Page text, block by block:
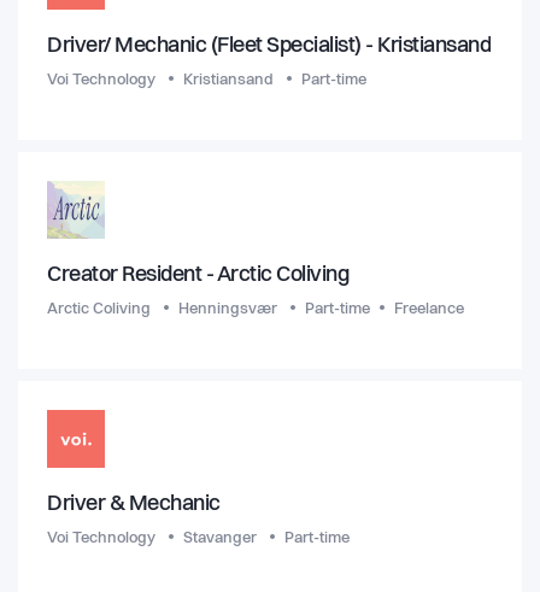
Driver/ Mechanic (Fleet Specialist) - Kristiansand
Voi Technology Kristiansand Part-time
Creator Resident - Arctic Coliving
Arctic Coliving Henningsvær Part-time Freelance
Driver & Mechanic
Voi Technology Stavanger Part-time